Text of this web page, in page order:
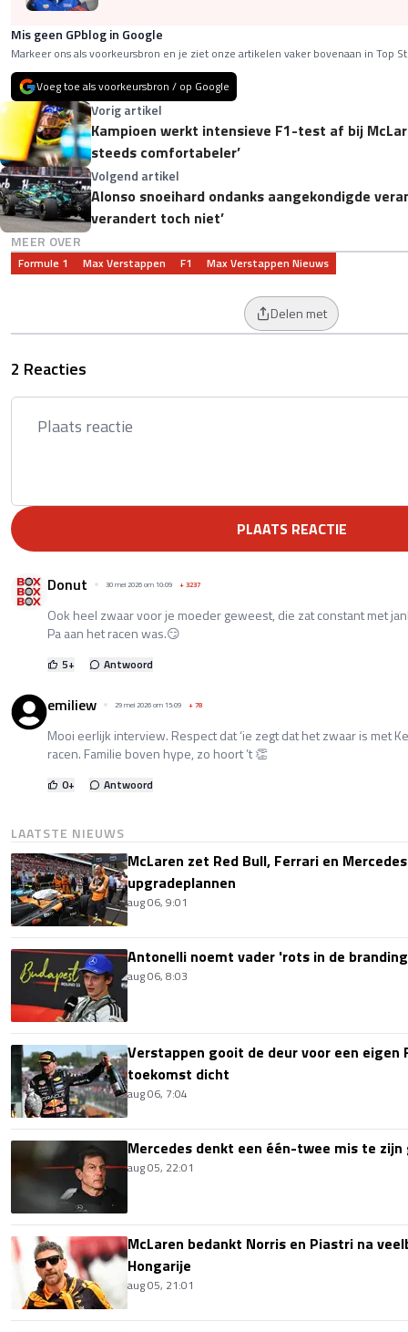
Mis geen GPblog in Google
Markeer ons als voorkeursbron en je ziet onze artikelen vaker bovenaan in Top
Voeg toe als voorkeursbron / op Google
Vorig artikel
Kampioen werkt intensieve F1-test af bij
steeds comfortabeler’
Volgend artikel
Alonso snoeihard ondanks aangekondigde
verandert toch niet’
MEER OVER
Formule 1 Max Verstappen F1 Max Verstappen Nieuws
Delen met
2 Reacties
PLAATS REACTIE
Donut 30 mei 2026 om 10:09 +3237
Ook heel zwaar voor je moeder geweest, die zat constant met
Pa aan het racen was.😏
5+ Antwoord
emiliew 29 mei 2026 om 15:09 +78
Mooi eerlijk interview. Respect dat ‘ie zegt dat het zwaar is met
racen. Familie boven hype, zo hoort ’t 👏
0+ Antwoord
LAATSTE NIEUWS
McLaren zet Red Bull, Ferrari en
upgradeplannen
aug 06, 9:01
Antonelli noemt vader 'rots in de
aug 06, 8:03
Verstappen gooit de deur voor een eigen
toekomst dicht
aug 06, 7:04
Mercedes denkt een één-twee mis te
aug 05, 22:01
McLaren bedankt Norris en Piastri na
Hongarije
aug 05, 21:01